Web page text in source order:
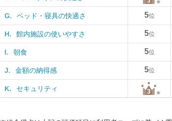
G. ベッド・寝具の快適さ 5位
H. 館内施設の使いやすさ 5位
I. 朝食 5位
J. 金額の納得感 5位
K. セキュリティ